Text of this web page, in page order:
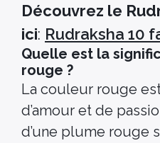
Découvrez le
ici: Rudraksha 10
Quelle est la
rouge ?
La couleur rouge
d’amour et de
d’une plume rouge